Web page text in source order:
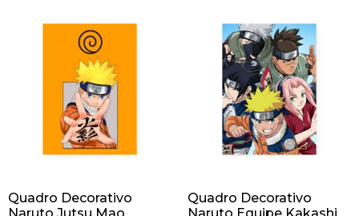
Quadro Decorativo
Quadro Decorativo